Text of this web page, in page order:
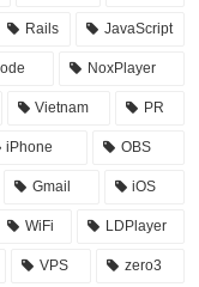
Rails JavaScript
NoxPlayer
Vietnam PR
iPhone OBS
Gmail iOS
WiFi LDPlayer
VPS zero3